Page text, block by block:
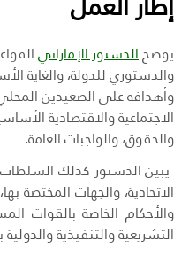
يوضح الدستور الإماراتي
والدستوري للدولة، والغاية
وأهدافه على الصعيدين
الاجتماعية والاقتصادية
والحقوق، والواجبات العامة.
يبين الدستور كذلك السلطات
الاتحادية، والجهات المختصة
والأحكام الخاصة بالقوات
التشريعية والتنفيذية والدولية